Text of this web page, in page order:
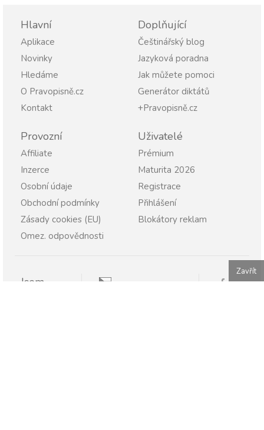
Hlavní
Aplikace
Novinky
Hledáme
O Pravopisně.cz
Kontakt
Doplňující
Češtinářský blog
Jazyková poradna
Jak můžete pomoci
Generátor diktátů
+Pravopisně.cz
Provozní
Affiliate
Inzerce
Osobní údaje
Obchodní podmínky
Zásady cookies (EU)
Omez. odpovědnosti
Uživatelé
Prémium
Maturita 2026
Registrace
Přihlášení
Blokátory reklam
Jsem
Zavřít